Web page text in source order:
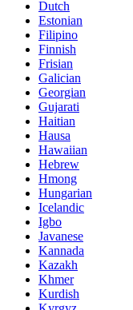
Dutch
Estonian
Filipino
Finnish
Frisian
Galician
Georgian
Gujarati
Haitian
Hausa
Hawaiian
Hebrew
Hmong
Hungarian
Icelandic
Igbo
Javanese
Kannada
Kazakh
Khmer
Kurdish